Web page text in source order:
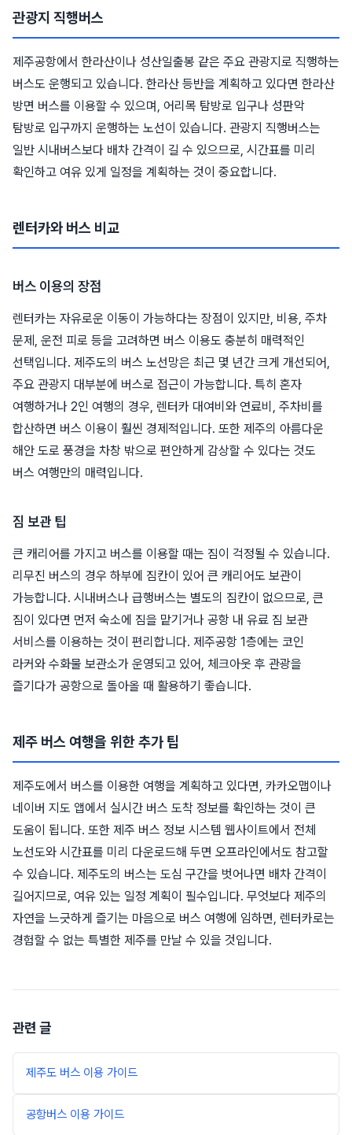
관광지 직행버스
제주공항에서 한라산이나 성산일출봉 같은 주요 관광지로 직행하는
버스도 운행되고 있습니다. 한라산 등반을 계획하고 있다면 한라산
방면 버스를 이용할 수 있으며, 어리목 탐방로 입구나 성판악
탐방로 입구까지 운행하는 노선이 있습니다. 관광지 직행버스는
일반 시내버스보다 배차 간격이 길 수 있으므로, 시간표를 미리
확인하고 여유 있게 일정을 계획하는 것이 중요합니다.
렌터카와 버스 비교
버스 이용의 장점
렌터카는 자유로운 이동이 가능하다는 장점이 있지만, 비용, 주차
문제, 운전 피로 등을 고려하면 버스 이용도 충분히 매력적인
선택입니다. 제주도의 버스 노선망은 최근 몇 년간 크게 개선되어,
주요 관광지 대부분에 버스로 접근이 가능합니다. 특히 혼자
여행하거나 2인 여행의 경우, 렌터카 대여비와 연료비, 주차비를
합산하면 버스 이용이 훨씬 경제적입니다. 또한 제주의 아름다운
해안 도로 풍경을 차창 밖으로 편안하게 감상할 수 있다는 것도
버스 여행만의 매력입니다.
짐 보관 팁
큰 캐리어를 가지고 버스를 이용할 때는 짐이 걱정될 수 있습니다.
리무진 버스의 경우 하부에 짐칸이 있어 큰 캐리어도 보관이
가능합니다. 시내버스나 급행버스는 별도의 짐칸이 없으므로, 큰
짐이 있다면 먼저 숙소에 짐을 맡기거나 공항 내 유료 짐 보관
서비스를 이용하는 것이 편리합니다. 제주공항 1층에는 코인
라커와 수화물 보관소가 운영되고 있어, 체크아웃 후 관광을
즐기다가 공항으로 돌아올 때 활용하기 좋습니다.
제주 버스 여행을 위한 추가 팁
제주도에서 버스를 이용한 여행을 계획하고 있다면, 카카오맵이나
네이버 지도 앱에서 실시간 버스 도착 정보를 확인하는 것이 큰
도움이 됩니다. 또한 제주 버스 정보 시스템 웹사이트에서 전체
노선도와 시간표를 미리 다운로드해 두면 오프라인에서도 참고할
수 있습니다. 제주도의 버스는 도심 구간을 벗어나면 배차 간격이
길어지므로, 여유 있는 일정 계획이 필수입니다. 무엇보다 제주의
자연을 느긋하게 즐기는 마음으로 버스 여행에 임하면, 렌터카로는
경험할 수 없는 특별한 제주를 만날 수 있을 것입니다.
관련 글
제주도 버스 이용 가이드
공항버스 이용 가이드